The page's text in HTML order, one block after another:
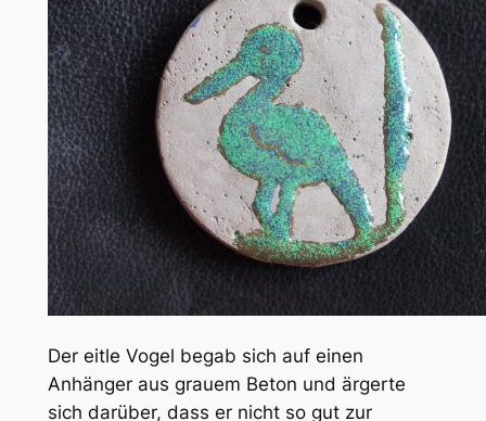
Der eitle Vogel begab sich auf einen
Anhänger aus grauem Beton und ärgerte
sich darüber, dass er nicht so gut zur